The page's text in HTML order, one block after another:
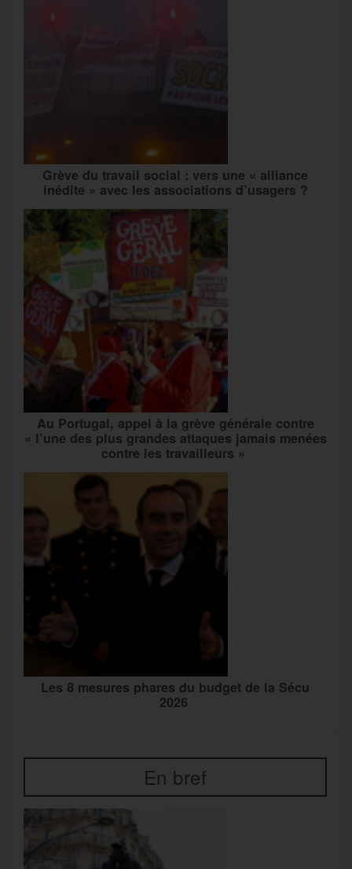
Grève du travail social : vers une « alliance
inédite » avec les associations d’usagers ?
Au Portugal, appel à la grève générale contre
« l’une des plus grandes attaques jamais menées
contre les travailleurs »
Les 8 mesures phares du budget de la Sécu
2026
En bref